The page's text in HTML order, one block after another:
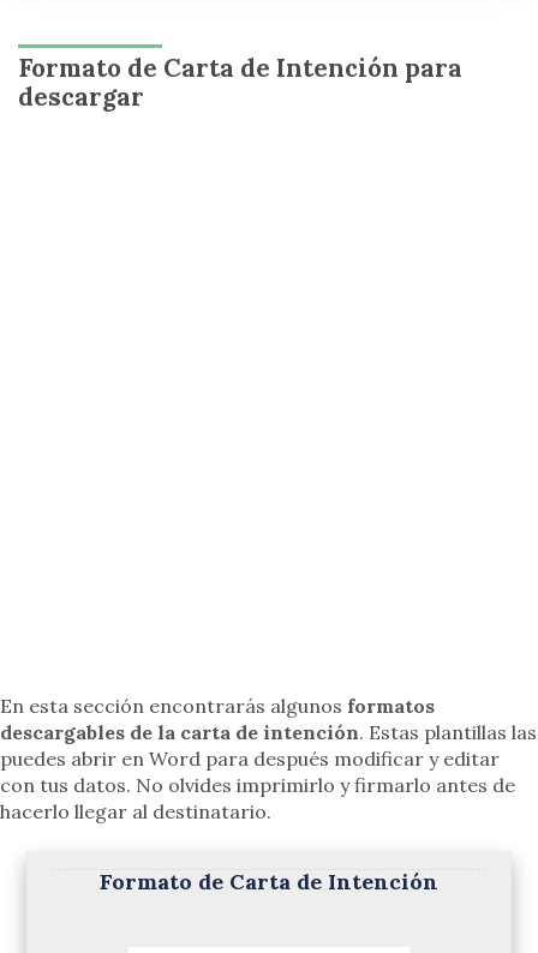
Formato de Carta de Intención para
descargar
En esta sección encontrarás algunos formatos
descargables de la carta de intención. Estas plantillas las
puedes abrir en Word para después modificar y editar
con tus datos. No olvides imprimirlo y firmarlo antes de
hacerlo llegar al destinatario.
Formato de Carta de Intención